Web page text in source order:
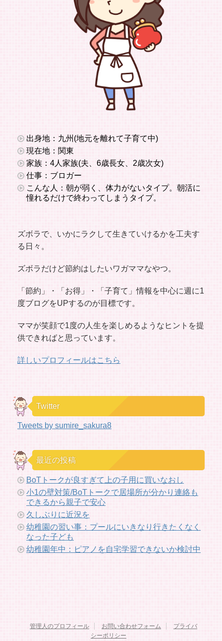
出身地：九州(地元を離れて子育て中)
現在地：関東
家族：4人家族(夫、6歳長女、2歳次女)
仕事：ブロガー
こんな人：朝が弱く、体力がないタイプ。朝活に
憧れるだけで終わってしまうタイプ。
ズボラで、いかにラクして生きていけるかを工夫す
る日々。
ズボラだけど節約はしたいワガママなやつ。
「節約」・「お得」・「子育て」情報を中心に週に1
度ブログをUPするのが目標です。
ママが笑顔で1度の人生を楽しめるようなヒントを提
供できればと思っています。
詳しいプロフィールはこちら
Twitter
Tweets by sumire_sakura8
最近の投稿
BoTトークが良すぎて上の子用に買いなおし
小1の壁対策/BoTトークで居場所が分かり連絡も
できるから親子で安心
久しぶりに近況を
幼稚園の習い事：プールにいきなり行きたくなく
なった子ども
幼稚園年中：ピアノを自宅学習できないか検討中
管理人のプロフィール お問い合わせフォーム
プライバ
シーポリシー